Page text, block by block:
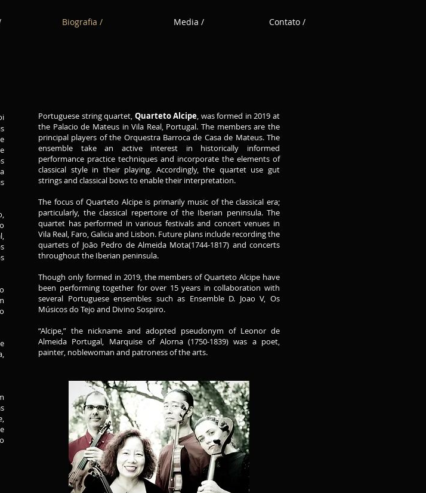
Biografia / Media / Contato /
Portuguese string quartet, Quarteto Alcipe, was formed in 2019 at
the Palacio de Mateus in Vila Real, Portugal. The members are the
principal players of the Orquestra Barroca de Casa de Mateus. The
ensemble take an active interest in historically informed
performance practice techniques and incorporate the elements of
classical style in their playing. Accordingly, the quartet use gut
strings and classical bows to enable their interpretation.
The focus of Quarteto Alcipe is primarily music of the classical era;
particularly, the classical repertoire of the Iberian peninsula. The
quartet has performed in various festivals and concert venues in
Vila Real, Faro, Galicia and Lisbon. Future plans include recording the
quartets of João Pedro de Almeida Mota(1744-1817) and concerts
throughout the Iberian peninsula.
Though only formed in 2019, the members of Quarteto Alcipe have
been performing together for over 15 years in collaboration with
several Portuguese ensembles such as Ensemble D. Joao V, Os
Músicos do Tejo and Divino Sospiro.
“Alcipe,” the nickname and adopted pseudonym of Leonor de
Almeida Portugal, Marquise of Alorna (1750-1839) was a poet,
painter, noblewoman and patroness of the arts.